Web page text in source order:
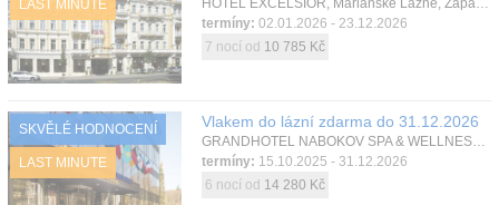
LAST MINUTE
termíny: 02.01.2026 - 23.12.2026
7 nocí od 10 785 Kč
SKVĚLÉ HODNOCENÍ
LAST MINUTE
Vlakem do lázní zdarma do 31.12.2026
GRANDHOTEL NABOKOV SPA & WELLNESS , Mariánské Lázně, Západní Čechy, Česká republika
termíny: 15.10.2025 - 31.12.2026
6 nocí od 14 280 Kč